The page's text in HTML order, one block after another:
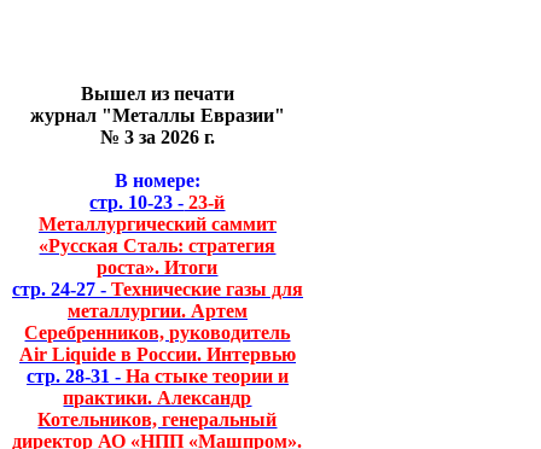
Вышел из печати
журнал "Металлы Евразии"
№ 3 за 2026 г.
В номере:
стр. 10-23 - 23-й
Металлургический саммит
«Русская Сталь: стратегия
роста». Итоги
стр. 24-27 - Технические газы для
металлургии. Артем
Серебренников, руководитель
Air Liquide в России. Интервью
стр. 28-31 - На стыке теории и
практики. Александр
Котельников, генеральный
директор АО «НПП «Машпром».